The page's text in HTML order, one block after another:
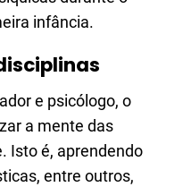
infância.
e psicólogo, o
a mente das
Isto é, aprendendo
entre outros,